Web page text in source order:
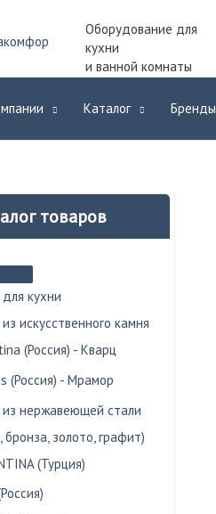
Оборудование для
кухни
и ванной комнаты
Каталог Бренды
товаров
кухни
искусственного камня
(Россия) - Кварц
(Россия) - Мрамор
нержавеющей стали
бронза, золото, графит)
(Турция)